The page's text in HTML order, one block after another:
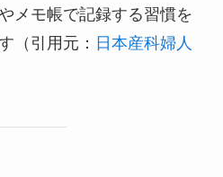
メモ帳で記録する習慣を
（引用元： 日本産科婦人